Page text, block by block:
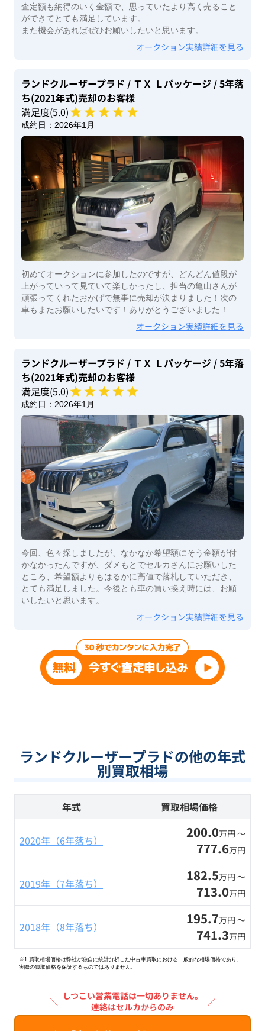
査定額も納得のいく金額で、思っていたより高く売ること
ができてとても満足しています。
また機会があればぜひお願いしたいと思います。
オークション実績詳細を見る
ランドクルーザープラド / ＴＸ Ｌパッケージ / 5年落
ち(2021年式)売却のお客様
満足度(5.0)
成約日： 2026年1月
初めてオークションに参加したのですが、どんどん値段が
上がっていって見ていて楽しかったし、担当の亀山さんが
頑張ってくれたおかげで無事に売却が決まりました！次の
車もまたお願いしたいです！ありがとうございました！
オークション実績詳細を見る
ランドクルーザープラド / ＴＸ Ｌパッケージ / 5年落
ち(2021年式)売却のお客様
満足度(5.0)
成約日： 2026年1月
今回、色々探しましたが、なかなか希望額にそう金額が付
かなかったんですが、ダメもとでセルカさんにお願いした
ところ、希望額よりもはるかに高値で落札していただき、
とても満足しました。今後とも車の買い換え時には、お願
いしたいと思います。
オークション実績詳細を見る
ランドクルーザープラドの他の年式
別買取相場
年式 買取相場価格
2020年（6年落ち） 200.0万円 〜
777.6万円
2019年（7年落ち） 182.5万円 〜
713.0万円
2018年（8年落ち） 195.7万円 〜
741.3万円
※1 買取相場価格は弊社が独自に統計分析した中古車買取における一般的な相場価格であり、
実際の買取価格を保証するものではありません。
＼ しつこい営業電話は一切ありません。
連絡はセルカからのみ
／